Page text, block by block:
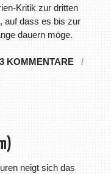
Kritik zur dritten
auf dass es bis zur
dauern möge.
3 KOMMENTARE
neigt sich das